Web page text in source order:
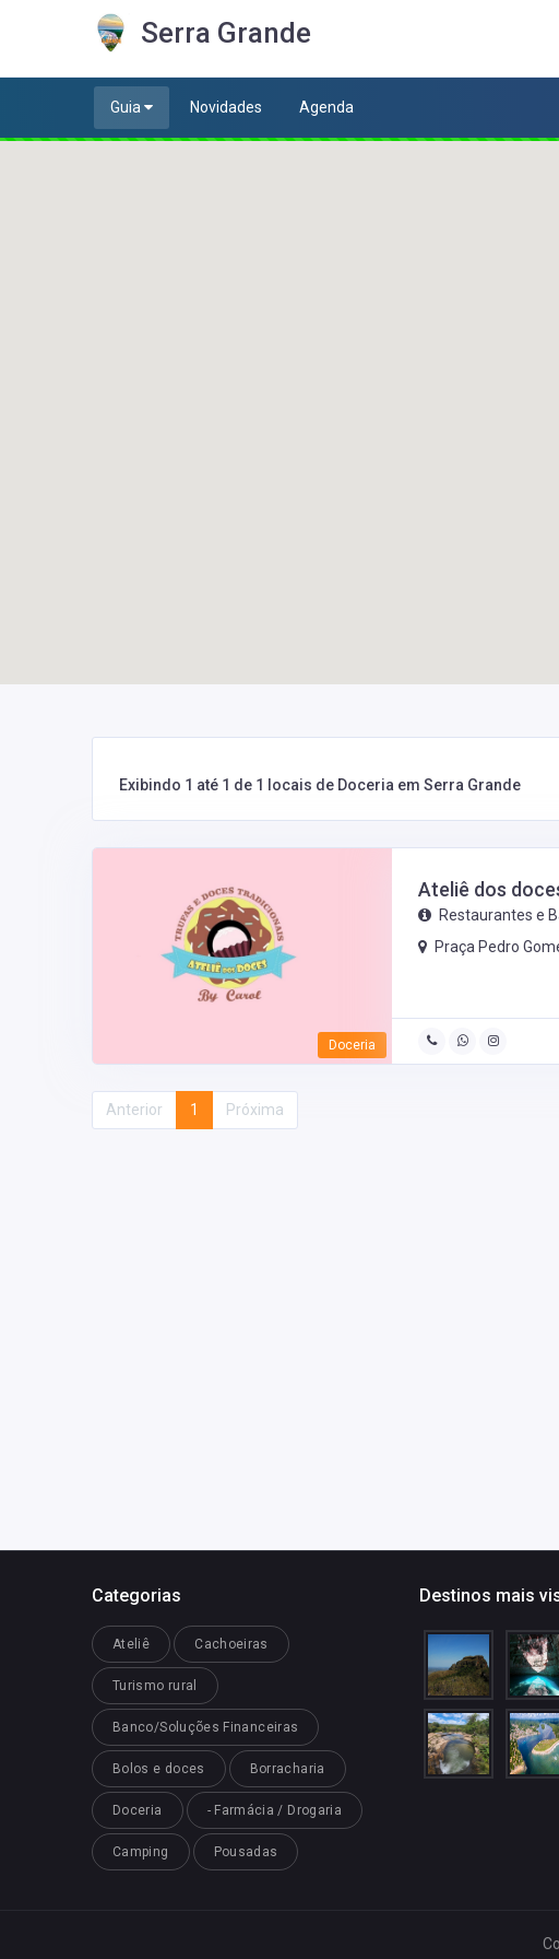
Serra Grande
Guia Novidades Agenda
Exibindo 1 até 1 de 1 locais de Doceria em Serra Grande
Doceria
Ateliê dos
Restaurantes e
Praça Pedro
Anterior 1 Próxima
Categorias
Ateliê Cachoeiras
Turismo rural
Banco/Soluções Financeiras
Bolos e doces Borracharia
Doceria - Farmácia / Drogaria
Camping Pousadas
Destinos mais